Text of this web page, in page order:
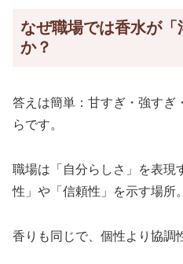
なぜ職場では香水が
か？
答えは簡単：甘すぎ・強すぎ
らです。
職場は「自分らしさ」を表現
性」や「信頼性」を示す場所。
香りも同じで、個性より協調